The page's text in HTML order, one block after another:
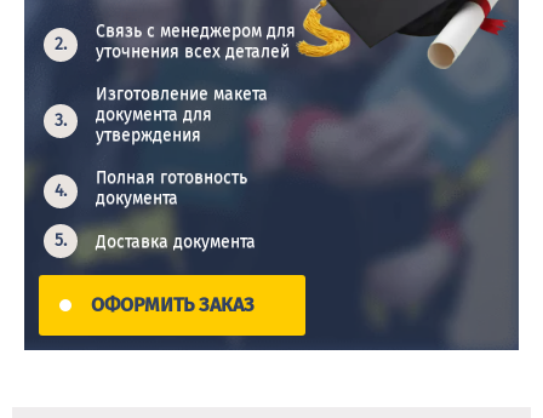
Связь с менеджером для
уточнения всех деталей
Изготовление макета
документа для
утверждения
Полная готовность
документа
Доставка документа
ОФОРМИТЬ ЗАКАЗ